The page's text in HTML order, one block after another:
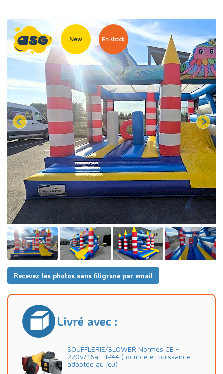
Recevez les photos sans filigrane par email
New En stock
Livré avec :
SOUFFLERIE/BLOWER Normes CE -
220v/16a - IP44 (nombre et puissance
adaptée au jeu)